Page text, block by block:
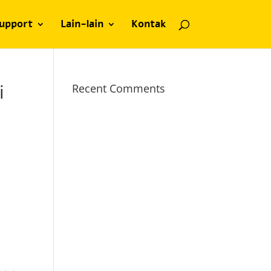
Lain-lain Kontak
Recent Comments